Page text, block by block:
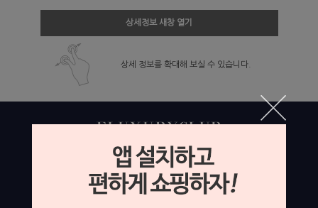
상세정보 새창 열기
상세 정보를 확대해 보실 수 있습니다.